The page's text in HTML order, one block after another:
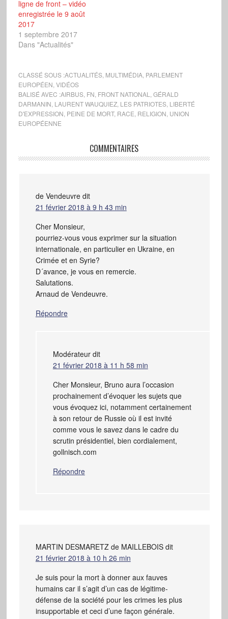
ligne de front – vidéo
enregistrée le 9 août
2017
1 septembre 2017
Dans "Actualités"
CLASSÉ SOUS :ACTUALITÉS, MULTIMÉDIA, PARLEMENT
EUROPÉEN VIDÉOS
BALISÉ AVEC :AIRBUS, FN FRONT NATIONAL
GÉRALD
DARMANIN LAURENT WAUQUIEZ, LES PATRIOTES, LIBERTÉ
D'EXPRESSION PEINE DE MORT, RACE RELIGION UNION
EUROPÉENNE
COMMENTAIRES
de Vendeuvre dit
21 février 2018 à 9 h 43 min
Cher Monsieur,
pourriez-vous vous exprimer sur la situation
internationale, en particulier en Ukraine, en
Crimée et en Syrie?
D´avance, je vous en remercie.
Salutations.
Arnaud de Vendeuvre.
Répondre
Modérateur dit
21 février 2018 à 11 h 58 min
Cher Monsieur, Bruno aura l’occasion
prochainement d’évoquer les sujets que
vous évoquez ici, notamment certainement
à son retour de Russie où il est invité
comme vous le savez dans le cadre du
scrutin présidentiel, bien cordialement,
gollnisch.com
Répondre
MARTIN DESMARETZ de MAILLEBOIS dit
21 février 2018 à 10 h 26 min
Je suis pour la mort à donner aux fauves
humains car il s’agit d’un cas de légitime-
défense de la société pour les crimes les plus
insupportable et ceci d’une façon générale.